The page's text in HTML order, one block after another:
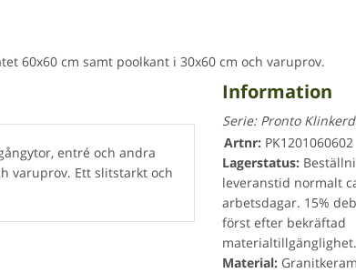
60x60 cm samt poolkant i 30x60 cm och varuprov.
entré och andra
varuprov. Ett slitstarkt och
Information
Serie: Pronto
Artnr:PK1201060602
Lagerstatus:
leveranstid normalt
arbetsdagar. 15%
först efter bekräftad
materialtillgänglighet.
Material: